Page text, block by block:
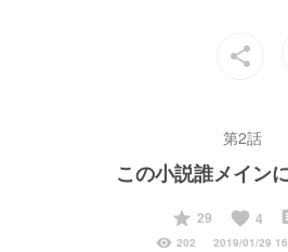
share
第2話
この小説誰メイン
start
29 favorite 4
visibility 202 2019/01/29